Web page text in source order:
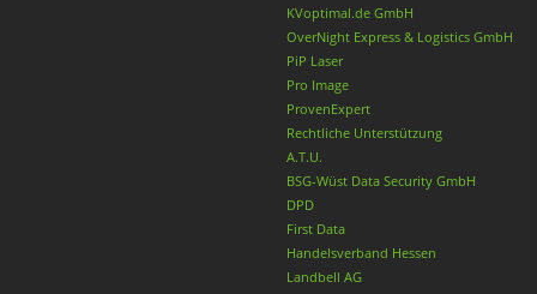
KVoptimal.de GmbH
OverNight Express & Logistics GmbH
PiP Laser
Pro Image
ProvenExpert
Rechtliche Unterstützung
A.T.U.
BSG-Wüst Data Security GmbH
DPD
First Data
Handelsverband Hessen
Landbell AG